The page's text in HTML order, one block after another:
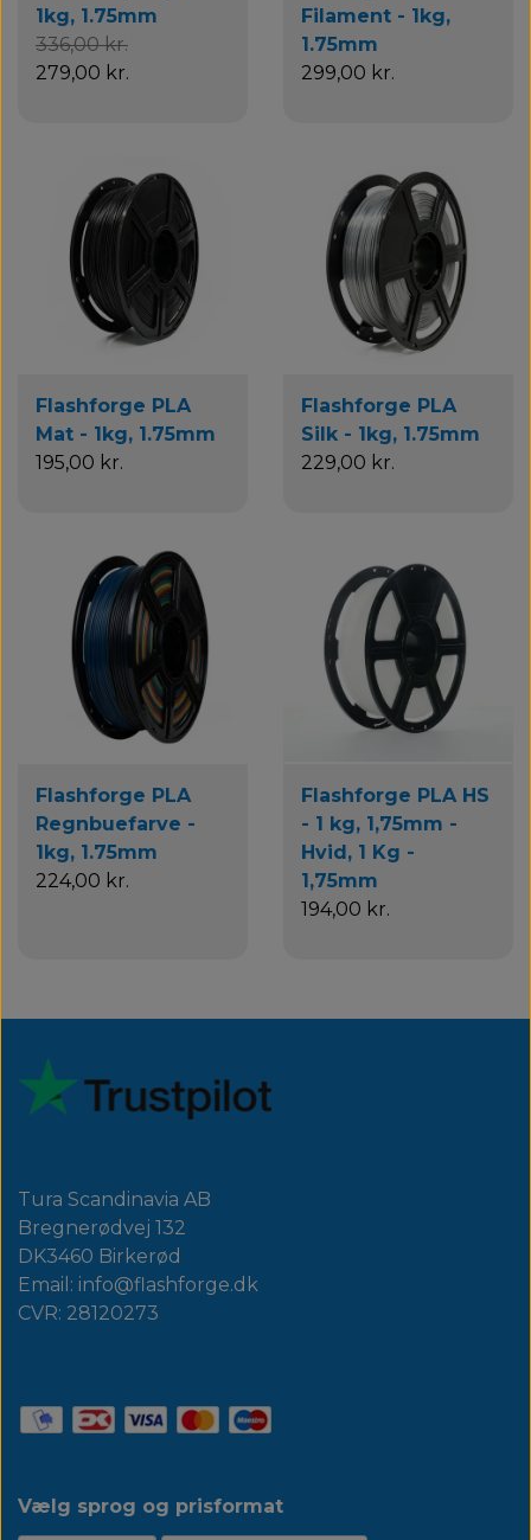
1kg, 1.75mm
336,00 kr.
279,00 kr.
Filament - 1kg,
1.75mm
299,00 kr.
Flashforge PLA
Mat - 1kg, 1.75mm
195,00 kr.
Flashforge PLA
Silk - 1kg, 1.75mm
229,00 kr.
Flashforge PLA
Regnbuefarve -
1kg, 1.75mm
224,00 kr.
Flashforge PLA HS
- 1 kg, 1,75mm -
Hvid, 1 Kg -
1,75mm
194,00 kr.
Tura Scandinavia AB
Bregnerødvej 132
DK3460 Birkerød
Email: info@flashforge.dk
CVR: 28120273
Vælg sprog og prisformat